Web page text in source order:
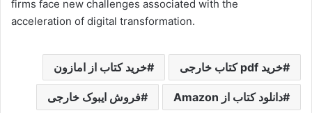
firms face new challenges associated with the
acceleration of digital transformation.
خرید pdf کتاب خارجی خرید کتاب از امازون
دانلود کتاب از Amazon فروش ایبوک خارجی